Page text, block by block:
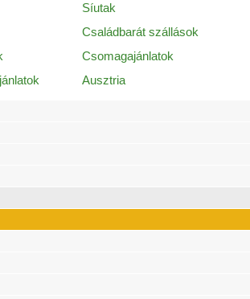
Síutak
Családbarát szállások
Csomagajánlatok
Ausztria